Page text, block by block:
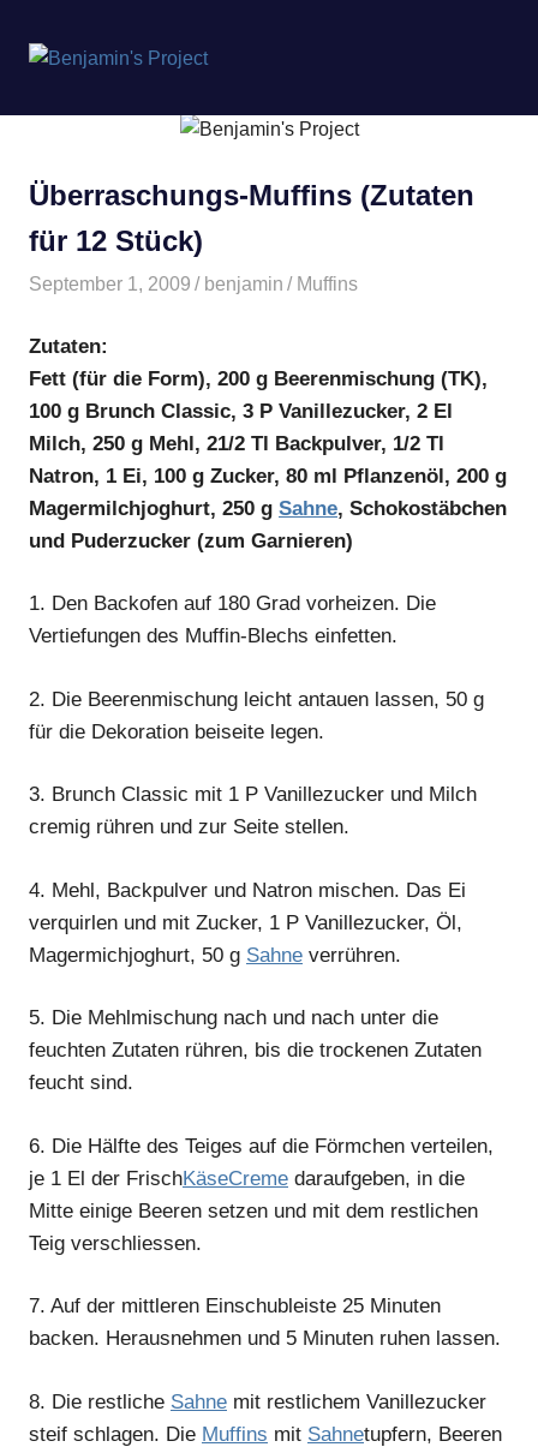
springen
Project
Überraschungs-Muffins (Zutaten
für 12 Stück)
September 1, 2009 benjamin Muffins
Zutaten:
Fett (für die Form), 200 g Beerenmischung (TK),
100 g Brunch Classic, 3 P Vanillezucker, 2 El
Milch, 250 g Mehl, 21/2 Tl Backpulver, 1/2 Tl
Natron, 1 Ei, 100 g Zucker, 80 ml Pflanzenöl, 200 g
Magermilchjoghurt, 250 g Sahne, Schokostäbchen
und Puderzucker (zum Garnieren)
1. Den Backofen auf 180 Grad vorheizen. Die
Vertiefungen des Muffin-Blechs einfetten.
2. Die Beerenmischung leicht antauen lassen, 50 g
für die Dekoration beiseite legen.
3. Brunch Classic mit 1 P Vanillezucker und Milch
cremig rühren und zur Seite stellen.
4. Mehl, Backpulver und Natron mischen. Das Ei
verquirlen und mit Zucker, 1 P Vanillezucker, Öl,
Magermichjoghurt, 50 g Sahne verrühren.
5. Die Mehlmischung nach und nach unter die
feuchten Zutaten rühren, bis die trockenen Zutaten
feucht sind.
6. Die Hälfte des Teiges auf die Förmchen verteilen,
je 1 El der FrischKäseCreme daraufgeben, in die
Mitte einige Beeren setzen und mit dem restlichen
Teig verschliessen.
7. Auf der mittleren Einschubleiste 25 Minuten
backen. Herausnehmen und 5 Minuten ruhen lassen.
8. Die restliche Sahne mit restlichem Vanillezucker
steif schlagen. Die Muffins mit Sahnetupfern, Beeren